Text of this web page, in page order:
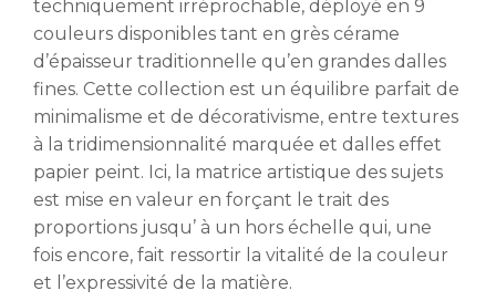
techniquement irréprochable, déployé en 9
couleurs disponibles tant en grès cérame
d’épaisseur traditionnelle qu’en grandes dalles
fines. Cette collection est un équilibre parfait de
minimalisme et de décorativisme, entre textures
à la tridimensionnalité marquée et dalles effet
papier peint. Ici, la matrice artistique des sujets
est mise en valeur en forçant le trait des
proportions jusqu’ à un hors échelle qui, une
fois encore, fait ressortir la vitalité de la couleur
et l’expressivité de la matière.